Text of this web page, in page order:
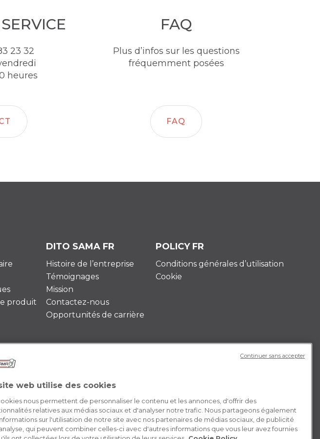
23 32
heures
FAQ
Plus d’infos sur les questions
fréquemment posées
FAQ
produit
DITO SAMA FR
Histoire de l’entreprise
Témoignages
Mission
Contactez-nous
Opportunités de carrière
POLICY FR
Conditions générales d’utilisation
Cookie
web utilise des cookies
nous permettent de personnaliser le contenu et les annonces, d'offrir des
relatives aux médias sociaux et d'analyser notre trafic. Nous partageons également
sur l'utilisation de notre site avec nos partenaires de médias sociaux, de publicité
qui peuvent combiner celles-ci avec d'autres informations que vous leur avez fournies
Continuer sans accepter